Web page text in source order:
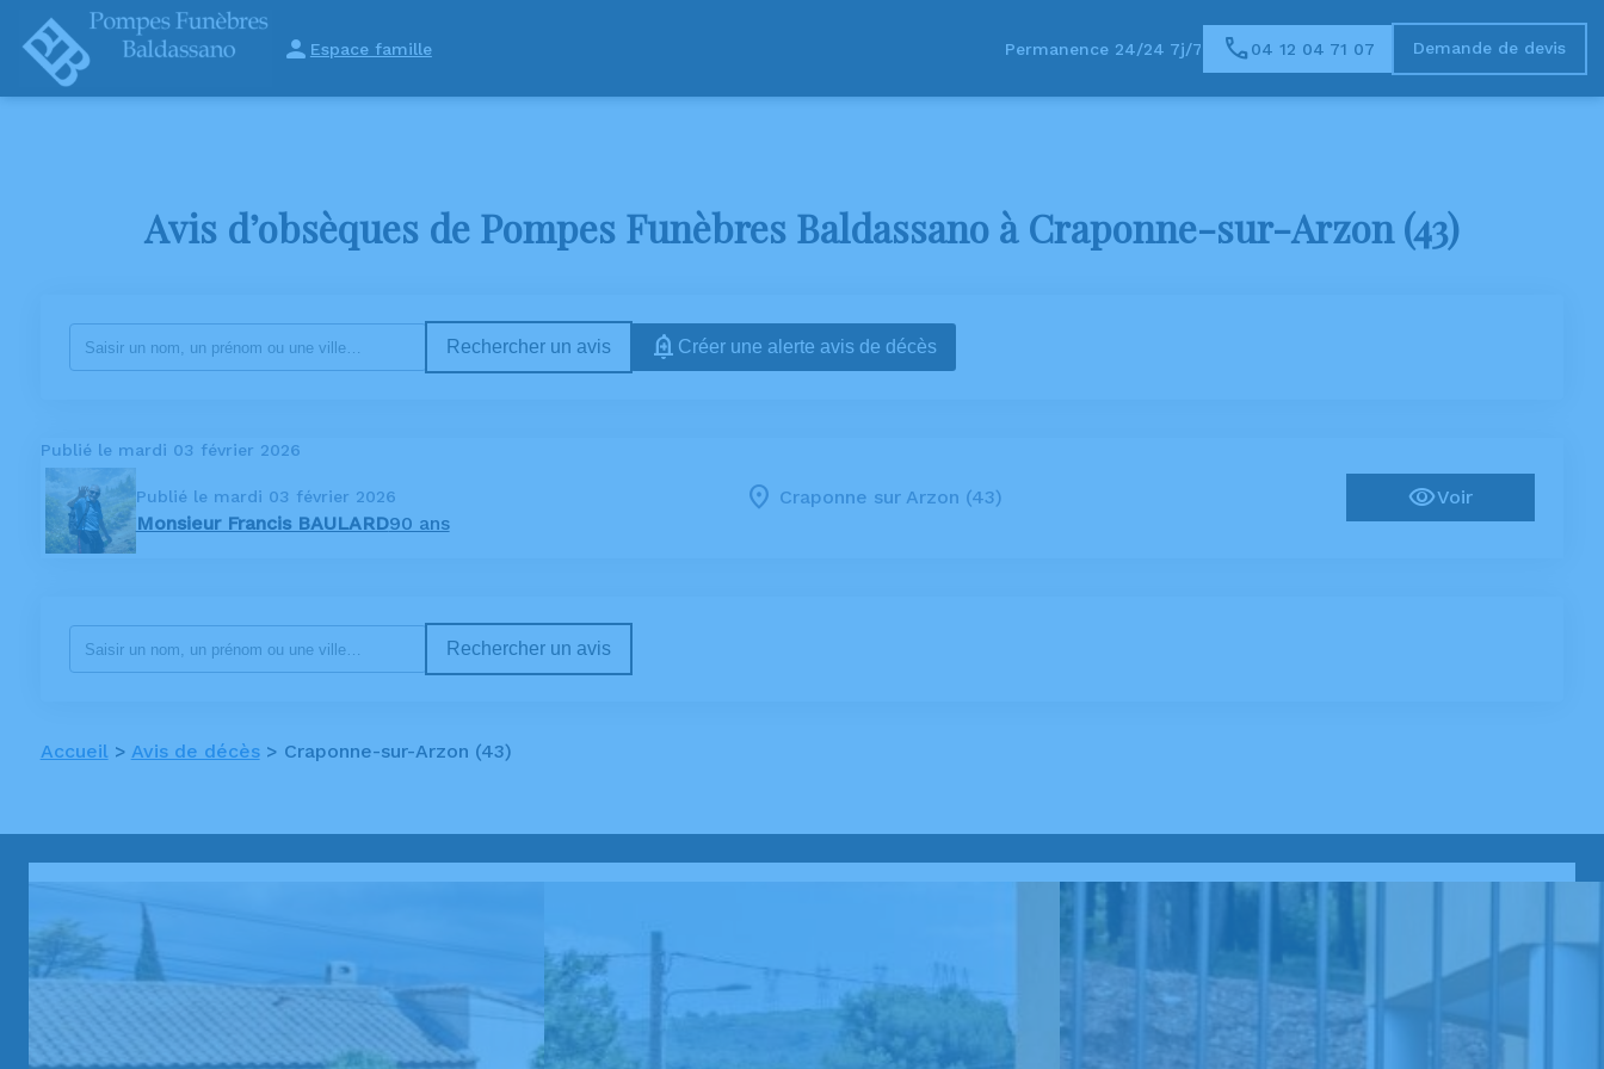
Espace famille Permanence 24/24 7j/7 04 12 04 71 07 Demande de devis
ORGANISER DES OBSÈQUES PRÉVOIR SES OBSÈQUES NOTRE CHAMBRE FUNERAIRESERVICES AUX FAMILLES ESPACES HOMMAGES
Avis d’obsèques de Pompes Funèbres Baldassano à Craponne-sur-Arzon (43)
Rechercher un avis Créer une alerte avis de décès
Publié le mardi 03 février 2026
Publié le mardi 03 février 2026
Monsieur Francis BAULARD90 ans
Craponne sur Arzon (43) Voir
Rechercher un avis
Accueil > Avis de décès> Craponne-sur-Arzon (43)